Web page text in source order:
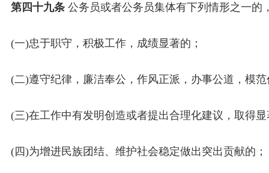
第四十九条公务员或者公务员集体有下列情形之一的
(一)忠于职守，积极工作，成绩显著的；
(二)遵守纪律，廉洁奉公，作风正派，办事公道，模
(三)在工作中有发明创造或者提出合理化建议，取得
(四)为增进民族团结、维护社会稳定做出突出贡献的；